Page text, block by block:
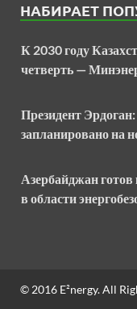
НАБИРАЕТ
К 2030 году
четверть —
Президент
запланировано на
Азербайджан готов
в области
© 2016 E²nergy. All